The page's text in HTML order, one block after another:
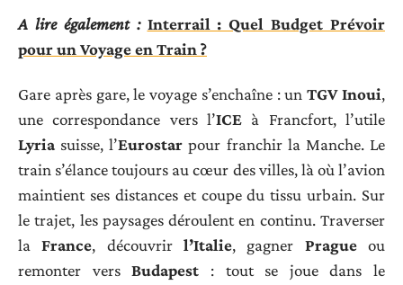
A lire également : Interrail : Quel Budget Prévoir
pour un Voyage en Train ?
Gare après gare, le voyage s’enchaîne : unTGV Inoui,
une correspondance vers l’ICE à Francfort, l’utile
Lyria suisse, l’Eurostar pour franchir la Manche. Le
train s’élance toujours au cœur des villes, là où l’avion
maintient ses distances et coupe du tissu urbain. Sur
le trajet, les paysages déroulent en continu. Traverser
laFrance, découvrirl’Italie, gagner Pragueou
remonter versBudapest : tout se joue dans le